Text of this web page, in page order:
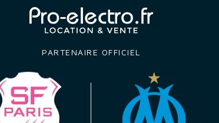
PARTENAIRE OFFICIEL